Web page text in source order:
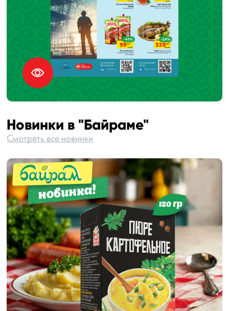
Новинки в "Байраме"
Смотреть все новинки